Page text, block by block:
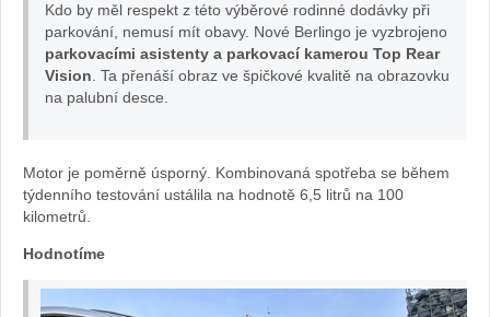
v
autě.cz
Kdo by měl respekt z této výběrové rodinné dodávky při
parkování, nemusí mít obavy. Nové Berlingo je vyzbrojeno
parkovacími asistenty a parkovací kamerou Top Rear
Vision . Ta přenáší obraz ve špičkové kvalitě na obrazovku
na palubní desce.
Motor je poměrně úsporný. Kombinovaná spotřeba se během
týdenního testování ustálila na hodnotě 6,5 litrů na 100
kilometrů.
Hodnotíme